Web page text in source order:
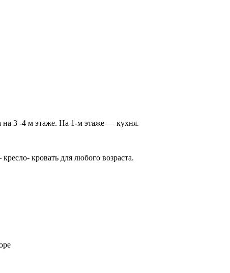
3 -4 м этаже. На 1-м этаже — кухня.
кресло- кровать для любого возраста.